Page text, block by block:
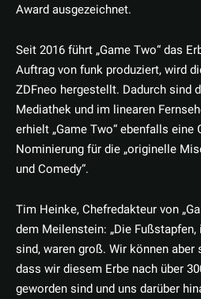
Award ausgezeichnet.
Seit 2016 führt „Game Two“ das
Auftrag von funk produziert, wird
ZDFneo hergestellt. Dadurch sind
Mediathek und im linearen
erhielt „Game Two“ ebenfalls eine
Nominierung für die „originelle
und Comedy“.
Tim Heinke, Chefredakteur von
dem Meilenstein: „Die
sind, waren groß. Wir können
dass wir diesem Erbe nach über
geworden sind und uns darüber